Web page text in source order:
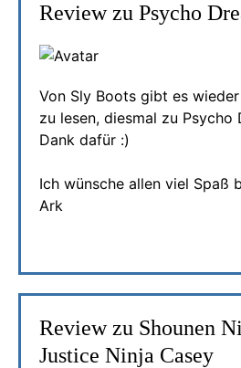
Review zu Psycho
Von Sly Boots gibt es
zu lesen, diesmal zu Psycho
Dank dafür :)
Ich wünsche allen viel Spaß
Ark
Review zu Shounen
Justice Ninja Casey